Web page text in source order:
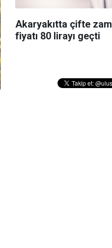
Akaryakıtta çifte
fiyatı 80 lirayı geçti